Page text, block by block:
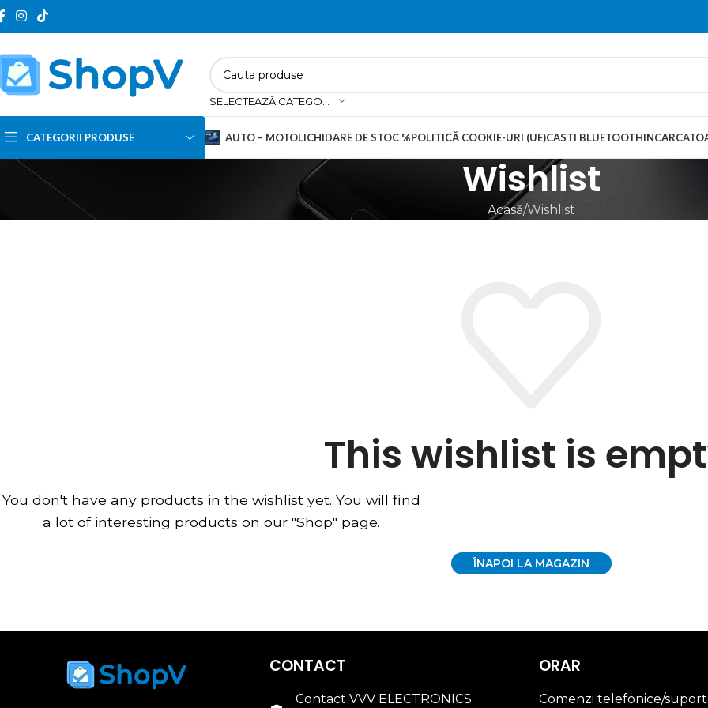
CATEGORII PRODUSE
Navigatii auto
Testere & Diagnoze auto
AUTO – MOTOLICHIDARE DE STOC %POLITICĂ COOKIE-URI (UE)CASTI BLUETOOTH
Wishlist
Acasă Wishlist
This wishlist is
You don't have any products in the wishlist yet. You will find
a lot of interesting products on our "Shop" page.
ÎNAPOI LA MAGAZIN
CONTACT
Contact VVV ELECTRONICS
ORAR
Comenzi telefonice/suport: